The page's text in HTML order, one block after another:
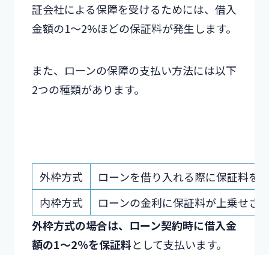
証会社による保障を受けるためには、借入
金額の1～2%ほどの保証料が発生します。
また、ローンの保障の支払い方法には以下
2つの種類があります。
外枠方式
ローンを借り入れる際に保証料を
内枠方式
ローンの金利に保証料が上乗せさ
外枠方式の場合は、ローン契約時に借入金
額の1～2％を保証料として支払います。